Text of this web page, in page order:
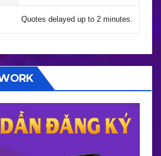
Quotes delayed up to 2 minutes.